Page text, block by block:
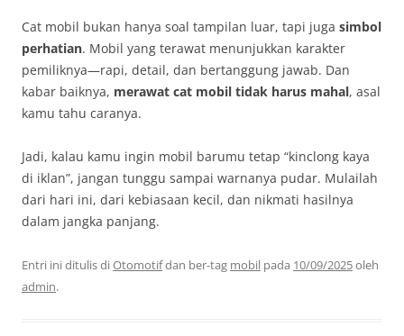
Cat mobil bukan hanya soal tampilan luar, tapi juga simbol
perhatian. Mobil yang terawat menunjukkan karakter
pemiliknya—rapi, detail, dan bertanggung jawab. Dan
kabar baiknya, merawat cat mobil tidak harus mahal, asal
kamu tahu caranya.
Jadi, kalau kamu ingin mobil barumu tetap “kinclong kaya
di iklan”, jangan tunggu sampai warnanya pudar. Mulailah
dari hari ini, dari kebiasaan kecil, dan nikmati hasilnya
dalam jangka panjang.
Entri ini ditulis diOtomotifdan ber-tag mobil pada 10/09/2025oleh
admin.